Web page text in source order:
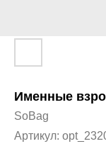
Именные
SoBag
Артикул: